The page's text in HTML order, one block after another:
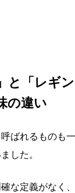
と「レギ
の違い
ばれるものも
した。
確な定義がなく